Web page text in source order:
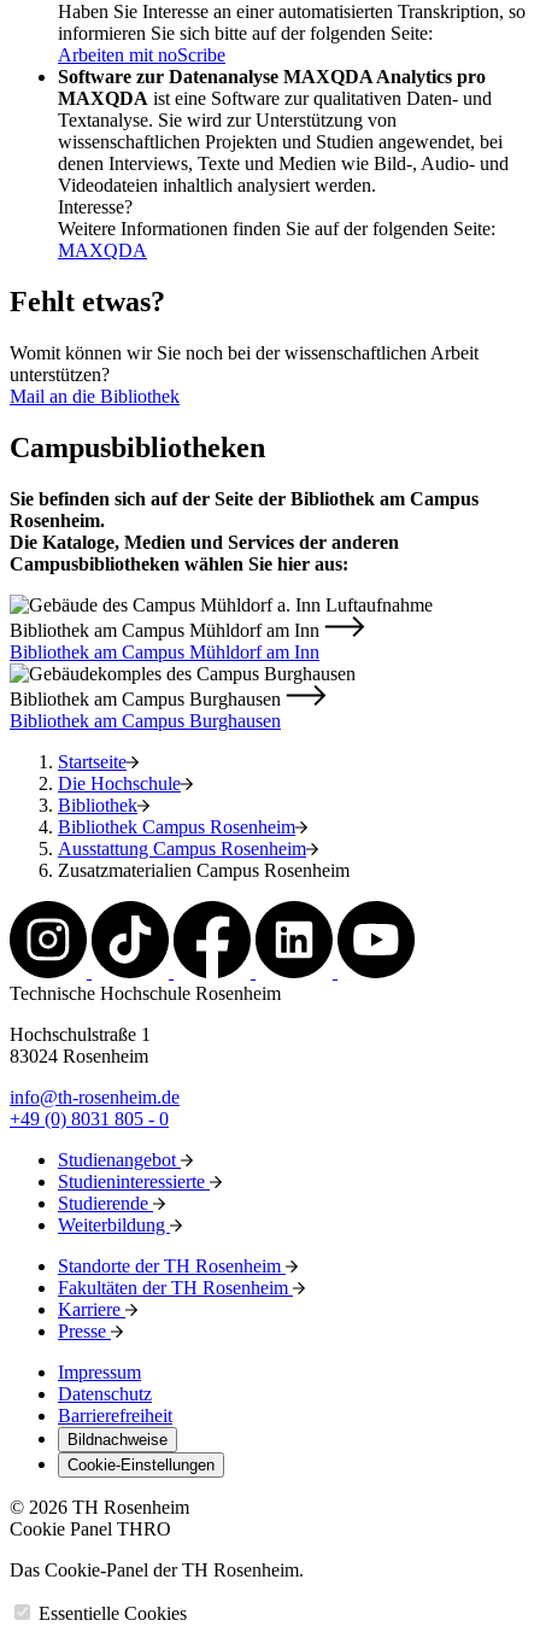
Haben Sie Interesse an einer automatisierten Transkription, so
informieren Sie sich bitte auf der folgenden Seite:
Arbeiten mit noScribe
Software zur Datenanalyse MAXQDA Analytics pro
MAXQDA ist eine Software zur qualitativen Daten- und
Textanalyse. Sie wird zur Unterstützung von
wissenschaftlichen Projekten und Studien angewendet, bei
denen Interviews, Texte und Medien wie Bild-, Audio- und
Videodateien inhaltlich analysiert werden.
Interesse?
Weitere Informationen finden Sie auf der folgenden Seite:
MAXQDA
Fehlt etwas?
Womit können wir Sie noch bei der wissenschaftlichen Arbeit
unterstützen?
Mail an die Bibliothek
Campusbibliotheken
Sie befinden sich auf der Seite der Bibliothek am Campus
Rosenheim.
Die Kataloge, Medien und Services der anderen
Campusbibliotheken wählen Sie hier aus:
Bibliothek am Campus Mühldorf am Inn
Bibliothek am Campus Mühldorf am Inn
Bibliothek am Campus Burghausen
Bibliothek am Campus Burghausen
Startseite
Die Hochschule
Bibliothek
Bibliothek Campus Rosenheim
Ausstattung Campus Rosenheim
Zusatzmaterialien Campus Rosenheim
Technische Hochschule Rosenheim
Hochschulstraße 1
83024 Rosenheim
info@th-rosenheim.de
+49 (0) 8031 805 - 0
Studienangebot
Studieninteressierte
Studierende
Weiterbildung
Standorte der TH Rosenheim
Fakultäten der TH Rosenheim
Karriere
Presse
Impressum
Datenschutz
Barrierefreiheit
Bildnachweise
Cookie-Einstellungen
© 2026 TH Rosenheim
Cookie Panel THRO
Das Cookie-Panel der TH Rosenheim.
Essentielle Cookies